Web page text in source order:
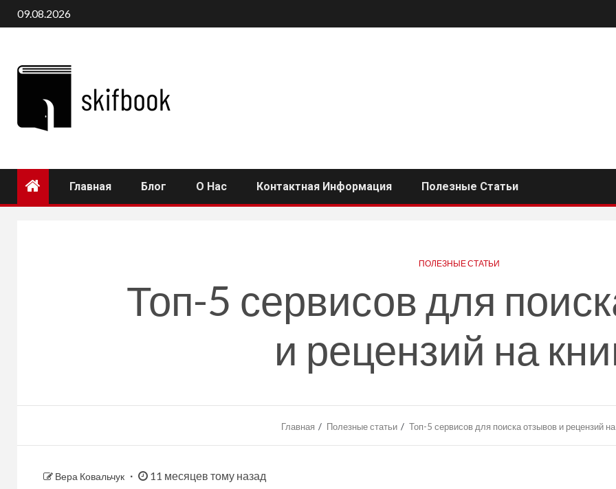
Перейти
к
09.08.2026
Главная Блог О Нас Контактная Информация Полезные Статьи
ПОЛЕЗНЫЕ СТАТЬИ
Топ-5 сервисов для
и рецензий на
Главная Полезные статьи Топ-5 сервисов для поиска отзывов и рецензий на
Вера Ковальчук 11 месяцев тому назад